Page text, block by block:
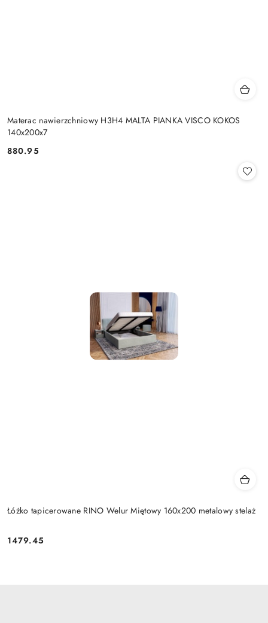
Materac nawierzchniowy H3H4 MALTA PIANKA VISCO KOKOS
140x200x7
Cena:
880.95
Łóżko tapicerowane RINO Welur Miętowy 160x200 metalowy stelaż
Cena:
1479.45